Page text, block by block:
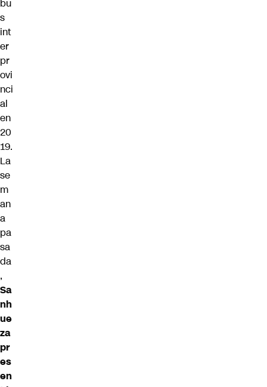
bu
s
int
er
pr
ovi
nci
al
en
20
19.
La
se
m
an
a
pa
sa
da
,
Sa
nh
ue
za
pr
es
en